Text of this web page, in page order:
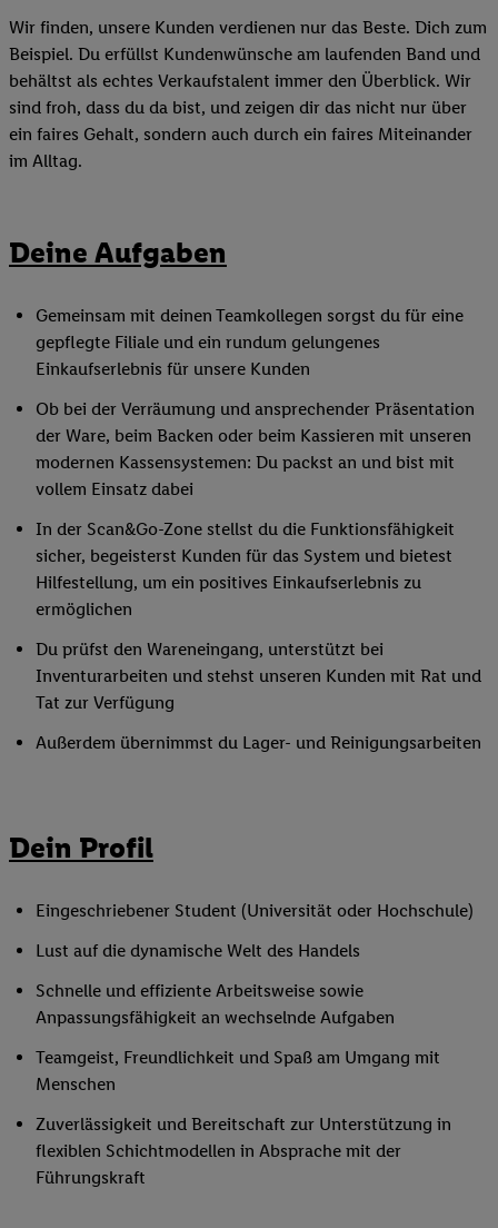
Wir finden, unsere Kunden verdienen nur das Beste. Dich zum
Beispiel. Du erfüllst Kundenwünsche am laufenden Band und
behältst als echtes Verkaufstalent immer den Überblick. Wir
sind froh, dass du da bist, und zeigen dir das nicht nur über
ein faires Gehalt, sondern auch durch ein faires Miteinander
im Alltag.
Deine Aufgaben
Gemeinsam mit deinen Teamkollegen sorgst du für eine
gepflegte Filiale und ein rundum gelungenes
Einkaufserlebnis für unsere Kunden
Ob bei der Verräumung und ansprechender Präsentation
der Ware, beim Backen oder beim Kassieren mit unseren
modernen Kassensystemen: Du packst an und bist mit
vollem Einsatz dabei
In der Scan&Go-Zone stellst du die Funktionsfähigkeit
sicher, begeisterst Kunden für das System und bietest
Hilfestellung, um ein positives Einkaufserlebnis zu
ermöglichen
Du prüfst den Wareneingang, unterstützt bei
Inventurarbeiten und stehst unseren Kunden mit Rat und
Tat zur Verfügung
Außerdem übernimmst du Lager- und Reinigungsarbeiten
Dein Profil
Eingeschriebener Student (Universität oder Hochschule)
Lust auf die dynamische Welt des Handels
Schnelle und effiziente Arbeitsweise sowie
Anpassungsfähigkeit an wechselnde Aufgaben
Teamgeist, Freundlichkeit und Spaß am Umgang mit
Menschen
Zuverlässigkeit und Bereitschaft zur Unterstützung in
flexiblen Schichtmodellen in Absprache mit der
Führungskraft